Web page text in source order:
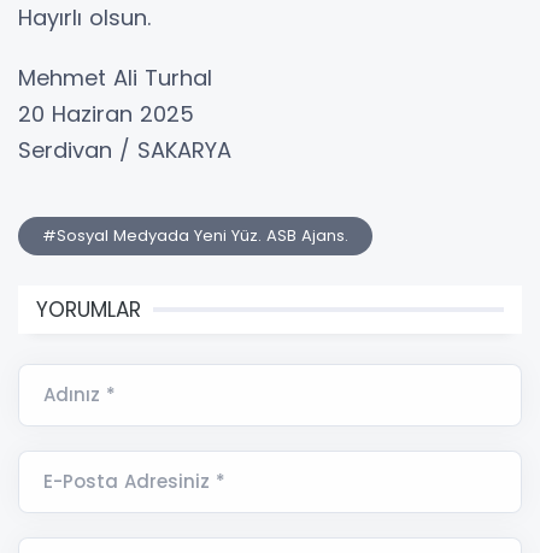
Hayırlı olsun.
Mehmet Ali Turhal
20 Haziran 2025
Serdivan / SAKARYA
#Sosyal Medyada Yeni Yüz. ASB Ajans.
YORUMLAR
Adınız *
E-Posta Adresiniz *